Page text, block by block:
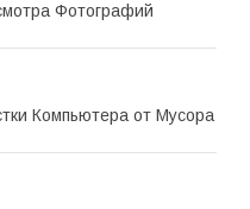
Фотографий
Компьютера от Мусора